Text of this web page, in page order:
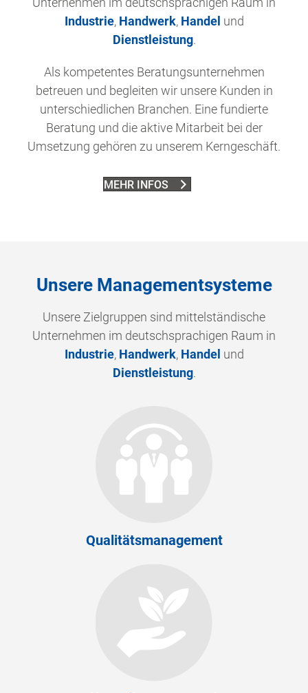
Industrie, Handwerk, Handel und
Dienstleistung.
Als kompetentes Beratungsunternehmen
betreuen und begleiten wir unsere Kunden in
unterschiedlichen Branchen. Eine fundierte
Beratung und die aktive Mitarbeit bei der
Umsetzung gehören zu unserem Kerngeschäft.
MEHR INFOS
Unsere Managementsysteme
Unsere Zielgruppen sind mittelständische
Unternehmen im deutschsprachigen Raum in
Industrie, Handwerk, Handel und
Dienstleistung.
Qualitätsmanagement